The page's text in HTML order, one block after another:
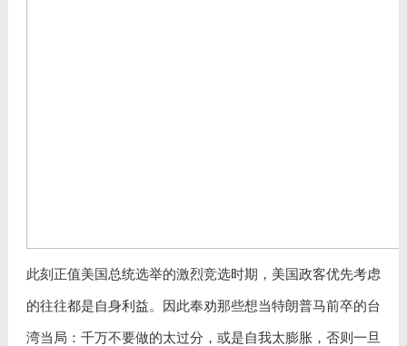
此刻正值美国总统选举的激烈竞选时期，美国政客优先考虑
的往往都是自身利益。因此奉劝那些想当特朗普马前卒的台
湾当局：千万不要做的太过分，或是自我太膨胀，否则一旦